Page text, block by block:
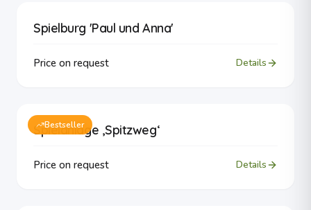
Spielburg 'Paul und Anna'
Price on request Details
Bestseller
Spielanlage ‚Spitzweg‘
Price on request Details